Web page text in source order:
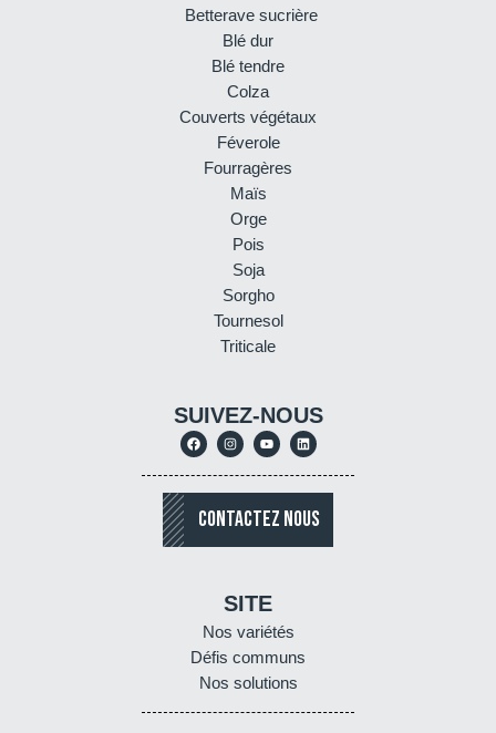
Betterave sucrière
Blé dur
Blé tendre
Colza
Couverts végétaux
Féverole
Fourragères
Maïs
Orge
Pois
Soja
Sorgho
Tournesol
Triticale
SUIVEZ-NOUS
CONTACTEZ NOUS
SITE
Nos variétés
Défis communs
Nos solutions